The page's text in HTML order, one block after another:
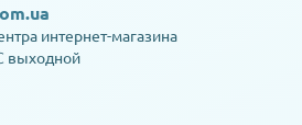
интернет-магазина
выходной